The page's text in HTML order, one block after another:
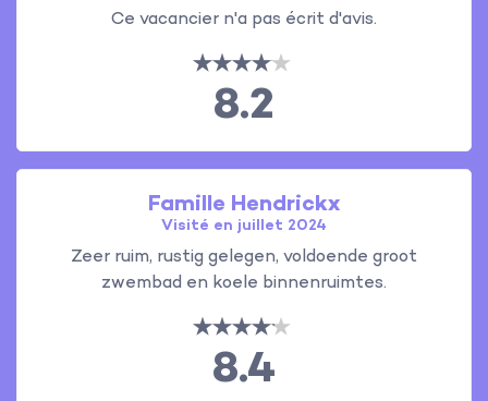
Ce vacancier n'a pas écrit d'avis.
8.2
Famille Hendrickx
Visité en juillet 2024
Zeer ruim, rustig gelegen, voldoende groot
zwembad en koele binnenruimtes.
8.4